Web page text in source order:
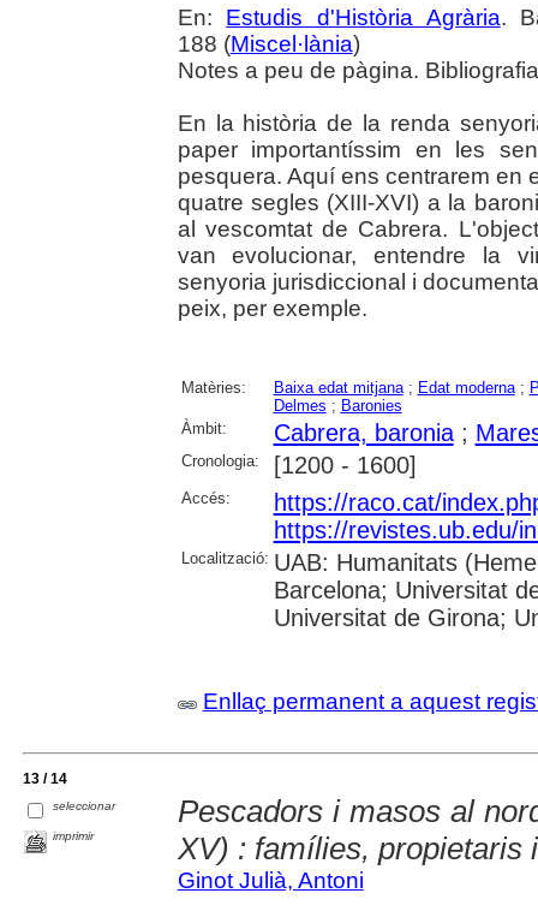
En: Estudis d'Història Agrària.
188 (Miscel·lània)
Notes a peu de pàgina.
En la història de la renda
paper importantíssim en les
pesquera. Aquí ens centrarem en
quatre segles (XIII-XVI) a la
al vescomtat de Cabrera.
van evolucionar, entendre la
senyoria jurisdiccional i
peix, per exemple.
Matèries: Baixa edat mitjana; Edat moderna;
Delmes ; Baronies
Àmbit:
Cabrera, baronia;
Cronologia: [1200 - 1600]
Accés:
https://raco.cat/
https://revistes.ub.edu/
Localització: UAB: Humanitats
Barcelona; Universitat
Universitat de Girona;
Enllaç permanent a aquest
13 / 14
seleccionar
imprimir
Pescadors i masos al
XV) : famílies, propietaris
Ginot Julià, Antoni